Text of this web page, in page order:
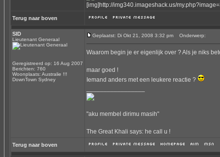
[img]http://img340.imageshack.us/
Terug naar boven
SID
Lieutenant Generaal
Geregistreerd op: 16 Aug 2007
Berichten: 760
Woonplaats: Australie !!!
DownTown Sydney
Geplaatst: Di Okt 21, 2008 3:32 pm Onderwerp:
Waarom begin je er eigenlijk over ? Als je niks
maar goed !
Iemand anders met een leukere reactie ?
"aku membel dirimu masih"
The Great Khali says: he call u !
Terug naar boven